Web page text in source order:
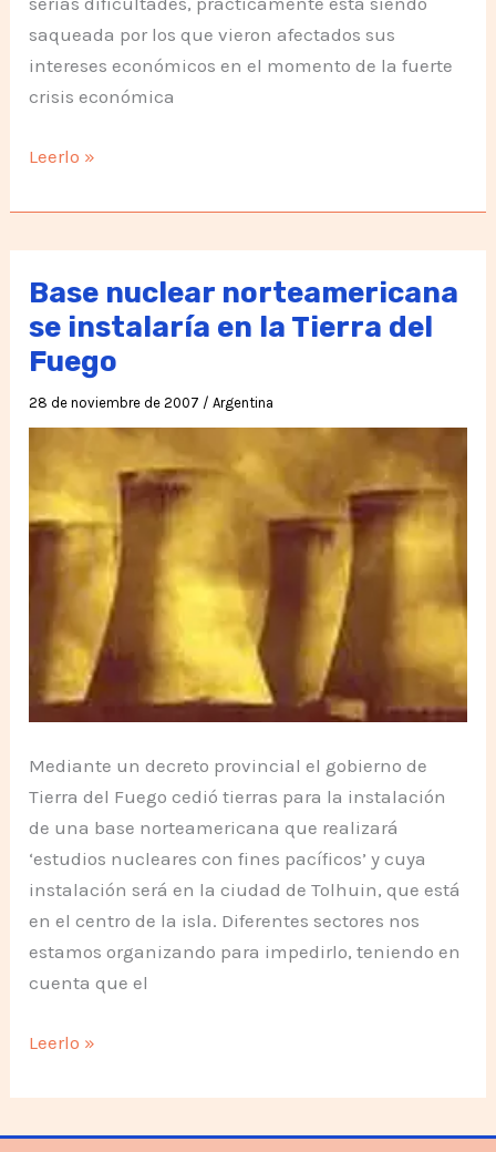
saqueada por los que vieron afectados sus
intereses económicos en el momento de la fuerte
crisis económica
Se
robando
“Argentina”
en
nuestras
narices
Leerlo »
Base nuclear norteamericana
se instalaría en la Tierra del
Fuego
28 de noviembre de 2007 /Argentina
Mediante un decreto provincial el gobierno de
Tierra del Fuego cedió tierras para la instalación
de una base norteamericana que realizará
‘estudios nucleares con fines pacíficos’ y cuya
instalación será en la ciudad de Tolhuin, que está
en el centro de la isla. Diferentes sectores nos
estamos organizando para impedirlo, teniendo en
cuenta que el
Base
norteamericana
se
Leerlo »